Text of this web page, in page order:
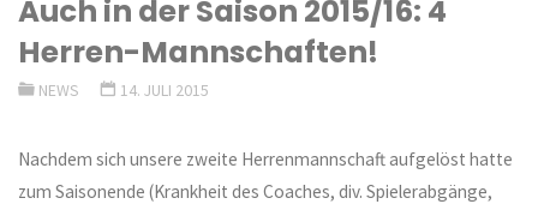
Auch in der Saison 2015/16: 4
Herren-Mannschaften!
NEWS 14. JULI 2015
Nachdem sich unsere zweite Herrenmannschaft aufgelöst hatte
zum Saisonende (Krankheit des Coaches, div. Spielerabgänge,